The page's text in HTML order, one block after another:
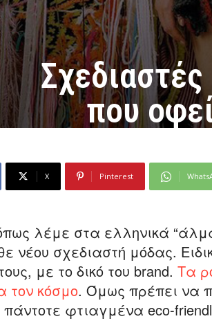
που
X Pinterest
λέμε στα ελληνικά
νέου σχεδιαστή μόδας.
με το δικό του brand. Τα
τον κόσμο. Όμως πρέπει να
πάντοτε φτιαγμένα eco-